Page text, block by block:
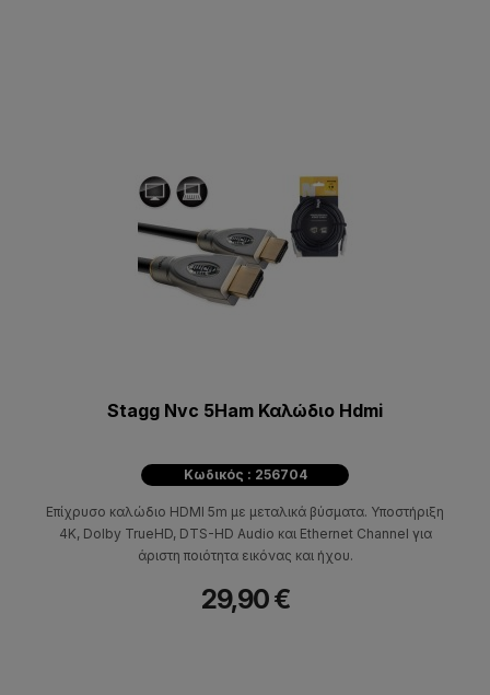
Stagg Nvc 5Ham Καλώδιο Hdmi
Κωδικός : 256704
Επίχρυσο καλώδιο HDMI 5m με μεταλικά βύσματα. Υποστήριξη
4K, Dolby TrueHD, DTS-HD Audio και Ethernet Channel για
άριστη ποιότητα εικόνας και ήχου.
29,90 €